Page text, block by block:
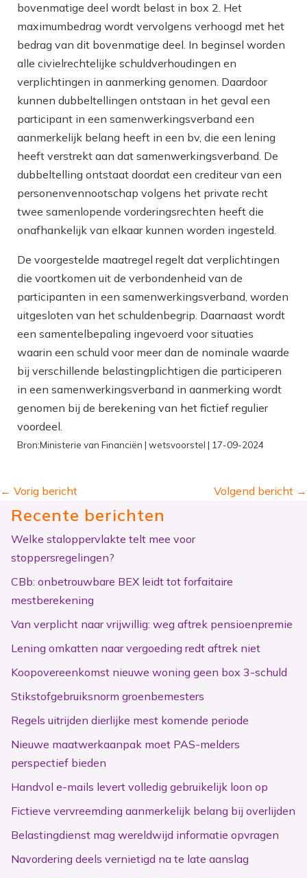
bovenmatige deel wordt belast in box 2. Het
maximumbedrag wordt vervolgens verhoogd met het
bedrag van dit bovenmatige deel. In beginsel worden
alle civielrechtelijke schuldverhoudingen en
verplichtingen in aanmerking genomen. Daardoor
kunnen dubbeltellingen ontstaan in het geval een
participant in een samenwerkingsverband een
aanmerkelijk belang heeft in een bv, die een lening
heeft verstrekt aan dat samenwerkingsverband. De
dubbeltelling ontstaat doordat een crediteur van een
personenvennootschap volgens het private recht
twee samenlopende vorderingsrechten heeft die
onafhankelijk van elkaar kunnen worden ingesteld.
De voorgestelde maatregel regelt dat verplichtingen
die voortkomen uit de verbondenheid van de
participanten in een samenwerkingsverband, worden
uitgesloten van het schuldenbegrip. Daarnaast wordt
een samentelbepaling ingevoerd voor situaties
waarin een schuld voor meer dan de nominale waarde
bij verschillende belastingplichtigen die participeren
in een samenwerkingsverband in aanmerking wordt
genomen bij de berekening van het fictief regulier
voordeel.
Bron:Ministerie van Financiën | wetsvoorstel | 17-09-2024
← Vorig bericht Volgend bericht →
Recente berichten
Welke staloppervlakte telt mee voor
stoppersregelingen?
CBb: onbetrouwbare BEX leidt tot forfaitaire
mestberekening
Van verplicht naar vrijwillig: weg aftrek pensioenpremie
Lening omkatten naar vergoeding redt aftrek niet
Koopovereenkomst nieuwe woning geen box 3-schuld
Stikstofgebruiksnorm groenbemesters
Regels uitrijden dierlijke mest komende periode
Nieuwe maatwerkaanpak moet PAS-melders
perspectief bieden
Handvol e-mails levert volledig gebruikelijk loon op
Fictieve vervreemding aanmerkelijk belang bij overlijden
Belastingdienst mag wereldwijd informatie opvragen
Navordering deels vernietigd na te late aanslag